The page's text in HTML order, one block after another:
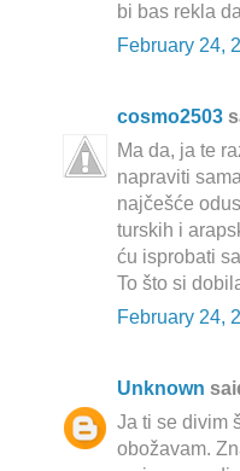
bi bas rekla
February 24,
cosmo2503
Ma da, ja te
napraviti
najčešće
turskih i
ću isprobati
To što si
February 24,
Unknown
Ja ti se divim
obožavam.